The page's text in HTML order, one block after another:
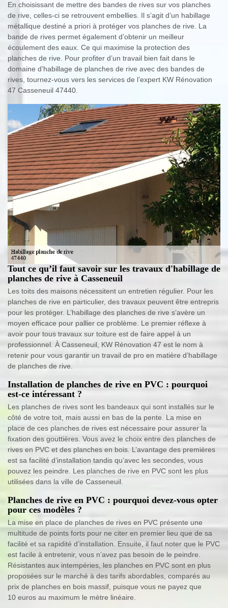
En choisissant de mettre des bandes de rives sur vos planches
de rive, celles-ci se retrouvent embellies. Il s’agit d’un habillage
métallique destiné a priori à protéger vos planches de rive. La
bande de rives permet également d’obtenir un meilleur
écoulement des eaux. Ce qui maximise la protection des
planches de rive. Pour profiter d’un travail bien fait dans le
domaine d’habillage de planches de rive avec des bandes de
rives, tournez-vous vers les services de l’expert KW Rénovation
47 Casseneuil 47440.
Tout ce qu’il faut savoir sur les travaux d'habillage de
planches de rive à Casseneuil
Les toits des maisons nécessitent un entretien régulier. Pour les
planches de rive en particulier, des travaux peuvent être entrepris
pour les protéger. L’habillage des planches de rive s’avère un
moyen efficace pour pallier ce problème. Le premier réflexe à
avoir pour tous travaux sur toiture est de faire appel à un
professionnel. À Casseneuil, KW Rénovation 47 est le nom à
retenir pour vous garantir un travail de pro en matière d’habillage
de planches de rive.
Installation de planches de rive en PVC : pourquoi
est-ce intéressant ?
Les planches de rives sont les bandeaux qui sont installés sur le
côté de votre toit, mais aussi en bas de la pente. La mise en
place de ces planches de rives est nécessaire pour assurer la
fixation des gouttières. Vous avez le choix entre des planches de
rives en PVC et des planches en bois. L’avantage des premières
est sa facilité d’installation tandis qu’avec les secondes, vous
pouvez les peindre. Les planches de rive en PVC sont les plus
utilisées dans la ville de Casseneuil.
Planches de rive en PVC : pourquoi devez-vous opter
pour ces modèles ?
La mise en place de planches de rives en PVC présente une
multitude de points forts pour ne citer en premier lieu que de sa
facilité et sa rapidité d’installation. Ensuite, il faut noter que le PVC
est facile à entretenir, vous n’avez pas besoin de le peindre.
Résistantes aux intempéries, les planches en PVC sont en plus
proposées sur le marché à des tarifs abordables, comparés au
prix de planches en bois massif, puisque vous ne payez que
10 euros au maximum le mètre linéaire.